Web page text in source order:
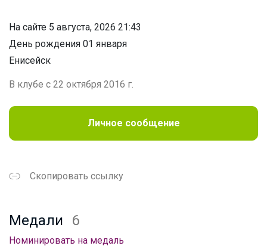
На сайте 5 августа, 2026 21:43
День рождения 01 января
Енисейск
В клубе с 22 октября 2016 г.
Личное сообщение
Скопировать ссылку
Медали 6
Номинировать на медаль